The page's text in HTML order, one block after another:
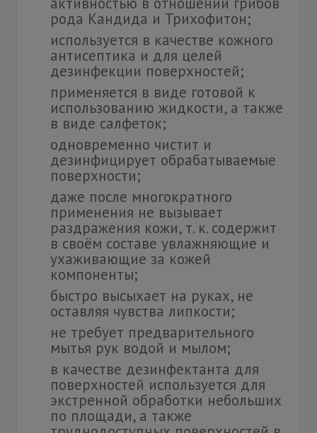
рода Кандида и Трихофитон;
используется в качестве кожного
антисептика и для целей
дезинфекции поверхностей;
применяется в виде готовой к
использованию жидкости, а также
в виде салфеток;
одновременно чистит и
дезинфицирует обрабатываемые
поверхности;
даже после многократного
применения не вызывает
раздражения кожи, т. к. содержит
в своём составе увлажняющие и
ухаживающие за кожей
компоненты;
быстро высыхает на руках, не
оставляя чувства липкости;
не требует предварительного
мытья рук водой и мылом;
в качестве дезинфектанта для
поверхностей используется для
экстренной обработки небольших
по площади, а также